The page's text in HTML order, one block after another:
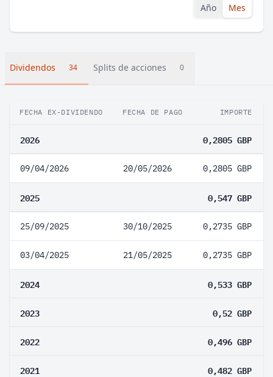
Año Mes
Dividendos 34 Splits de acciones 0
FECHA EX-DIVIDENDO FECHA DE PAGO IMPORTE
2026 0,2805 GBP
09/04/2026 20/05/2026 0,2805 GBP
2025 0,547 GBP
25/09/2025 30/10/2025 0,2735 GBP
03/04/2025 21/05/2025 0,2735 GBP
2024 0,533 GBP
2023 0,52 GBP
2022 0,496 GBP
2021 0,482 GBP